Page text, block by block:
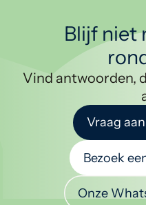
Blijf niet
Vind antwoorden,
Vraag
Bezoek
Onze